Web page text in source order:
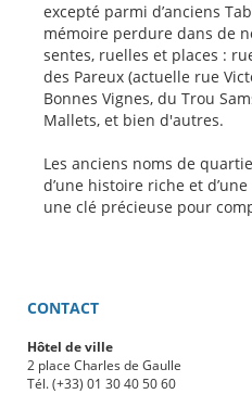
excepté parmi d’anciens
mémoire perdure dans de
sentes, ruelles et places :
des Pareux (actuelle rue
Bonnes Vignes, du Trou
Mallets, et bien d'autres.
Les anciens noms de
d’une histoire riche et
une clé précieuse pour
CONTACT
Hôtel de ville
2 place Charles de Gaulle
Tél. (+33) 01 30 40 50 60